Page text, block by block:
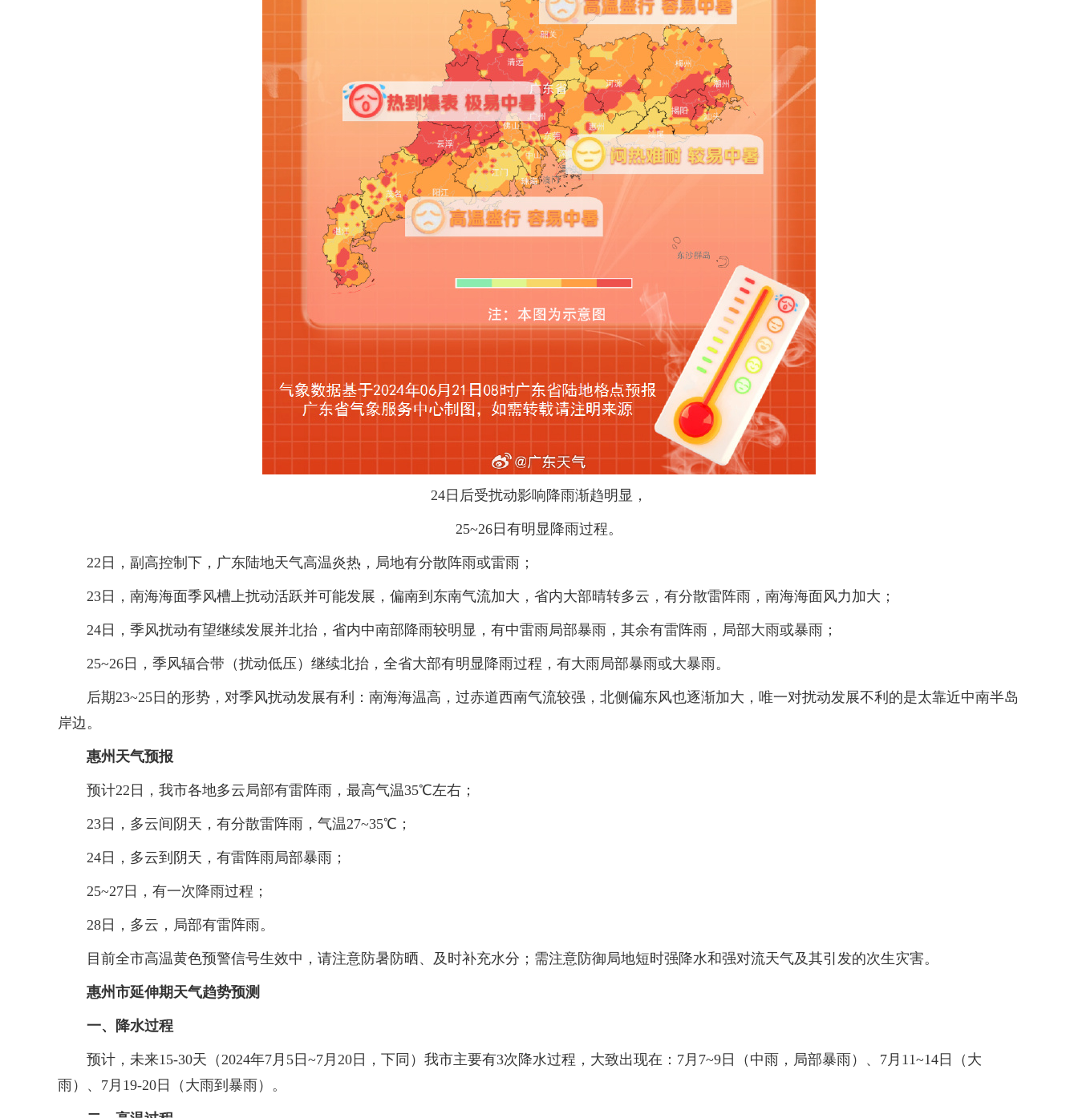
24日后受扰动影响降雨渐趋明显，
25~26日有明显降雨过程。
22日，副高控制下，广东陆地天气高温炎热，局地有分散阵雨或雷雨；
23日，南海海面季风槽上扰动活跃并可能发展，偏南到东南气流加大，省内大部晴转多云，有分散雷阵雨，南海海面风力加大；
24日，季风扰动有望继续发展并北抬，省内中南部降雨较明显，有中雷雨局部暴雨，其余有雷阵雨，局部大雨或暴雨；
25~26日，季风辐合带（扰动低压）继续北抬，全省大部有明显降雨过程，有大雨局部暴雨或大暴雨。
后期23~25日的形势，对季风扰动发展有利：南海海温高，过赤道西南气流较强，北侧偏东风也逐渐加大，唯一对扰动发展不利的是太靠近中南半岛
岸边。
惠州天气预报
预计22日，我市各地多云局部有雷阵雨，最高气温35℃左右；
23日，多云间阴天，有分散雷阵雨，气温27~35℃；
24日，多云到阴天，有雷阵雨局部暴雨；
25~27日，有一次降雨过程；
28日，多云，局部有雷阵雨。
目前全市高温黄色预警信号生效中，请注意防暑防晒、及时补充水分；需注意防御局地短时强降水和强对流天气及其引发的次生灾害。
惠州市延伸期天气趋势预测
一、降水过程
预计，未来15-30天（2024年7月5日~7月20日，下同）我市主要有3次降水过程，大致出现在：7月7~9日（中雨，局部暴雨）、7月11~14日（大
雨）、7月19-20日（大雨到暴雨）。